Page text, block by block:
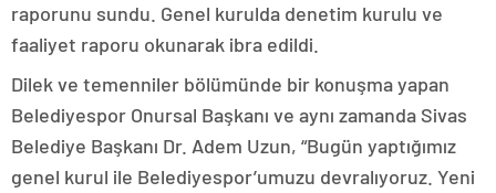
raporunu sundu. Genel kurulda denetim kurulu ve
faaliyet raporu okunarak ibra edildi.
Dilek ve temenniler bölümünde bir konuşma yapan
Belediyespor Onursal Başkanı ve aynı zamanda Sivas
Belediye Başkanı Dr. Adem Uzun, “Bugün yaptığımız
genel kurul ile Belediyespor’umuzu devralıyoruz. Yeni